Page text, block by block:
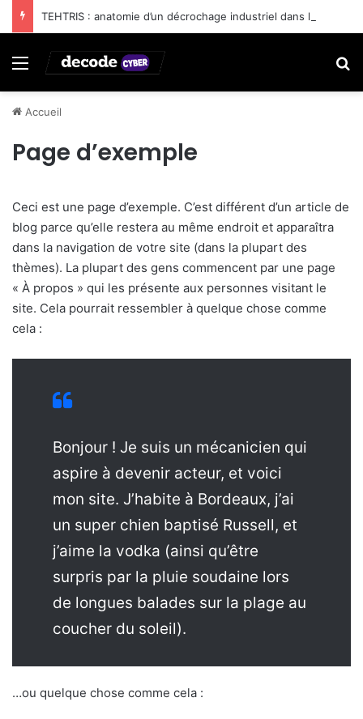
Menu
Accueil
Page d’exemple
Ceci est une page d’exemple. C’est différent d’un article de
blog parce qu’elle restera au même endroit et apparaîtra
dans la navigation de votre site (dans la plupart des
thèmes). La plupart des gens commencent par une page
« À propos » qui les présente aux personnes visitant le
site. Cela pourrait ressembler à quelque chose comme
cela :
Bonjour ! Je suis un mécanicien qui
aspire à devenir acteur, et voici
mon site. J’habite à Bordeaux, j’ai
un super chien baptisé Russell, et
j’aime la vodka (ainsi qu’être
surpris par la pluie soudaine lors
de longues balades sur la plage au
coucher du soleil).
…ou quelque chose comme cela :